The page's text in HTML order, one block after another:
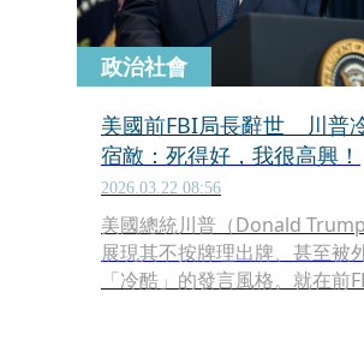
政治社會
美國前FBI局長辭世 川普
宿敵：死得好，我很高興！
2026.03.22 08:56
美國總統川普（Donald
展現其不按牌理出牌、甚至被
「冷酷」的發言風格。就在前